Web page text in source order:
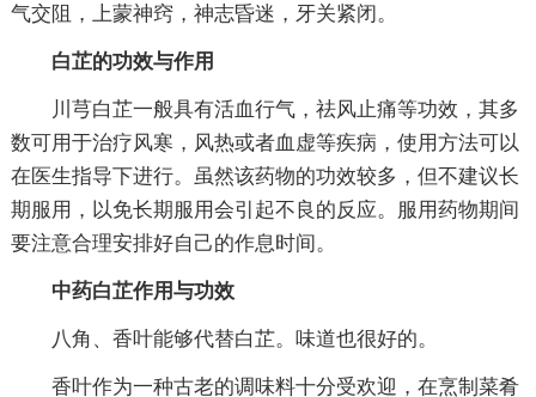
气交阻，上蒙神窍，神志昏迷，牙关紧闭。
白芷的功效与作用
川芎白芷一般具有活血行气，祛风止痛等功效，其多
数可用于治疗风寒，风热或者血虚等疾病，使用方法可以
在医生指导下进行。虽然该药物的功效较多，但不建议长
期服用，以免长期服用会引起不良的反应。服用药物期间
要注意合理安排好自己的作息时间。
中药白芷作用与功效
八角、香叶能够代替白芷。味道也很好的。
香叶作为一种古老的调味料十分受欢迎，在烹制菜肴